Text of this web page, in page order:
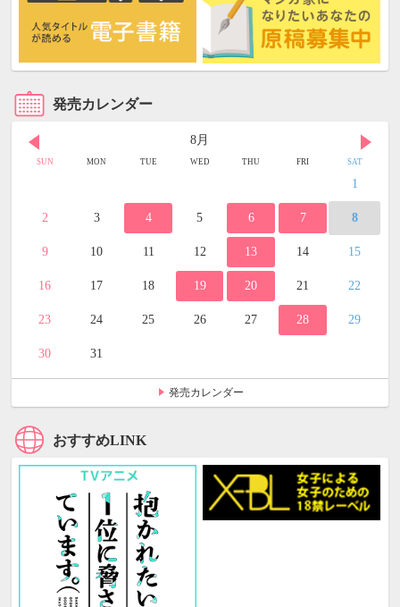
発売カレンダー
8月
SUN MON TUE WED THU FRI SAT
1
2 3 4 5 6 7 8
9 10 11 12 13 14 15
16 17 18 19 20 21 22
23 24 25 26 27 28 29
30 31
発売カレンダー
おすすめLINK